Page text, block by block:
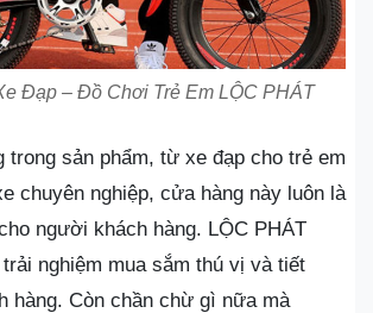
Đạp – Đồ Chơi Trẻ Em LỘC PHÁT
trong sản phẩm, từ xe đạp cho trẻ em
chuyên nghiệp, cửa hàng này luôn là
người khách hàng. LỘC PHÁT
trải nghiệm mua sắm thú vị và tiết
hàng. Còn chần chừ gì nữa mà